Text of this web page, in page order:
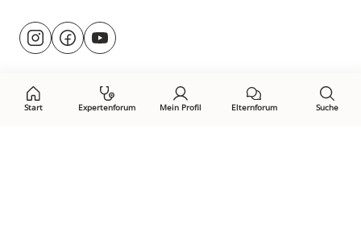
Start Expertenforum Mein Profil Elternforum Suche
Besuche
uns@rund.ums.baby
facebook.com/rundumsbaby.de
youtube.com/@rundumsbaby_